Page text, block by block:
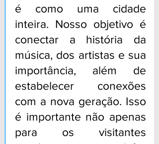
é como uma cidade
inteira. Nosso objetivo é
conectar a história da
música, dos artistas e sua
importância, além de
estabelecer conexões
com a nova geração. Isso
é importante não apenas
para os visitantes